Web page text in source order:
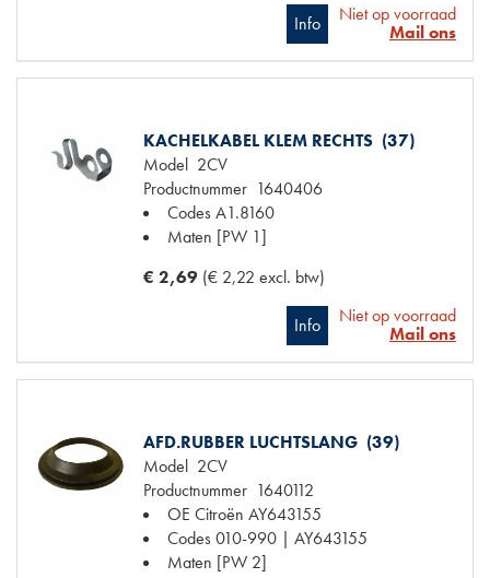
Info
Niet op voorraad
Mail ons
KACHELKABEL KLEM RECHTS (37)
Model 2CV
Productnummer 1640406
CodesA1.8160
Maten [PW 1]
€ 2,69 (€ 2,22 excl. btw)
Info
Niet op voorraad
Mail ons
AFD.RUBBER LUCHTSLANG (39)
Model 2CV
Productnummer 1640112
OE Citroën AY643155
Codes010-990 | AY643155
Maten [PW 2]